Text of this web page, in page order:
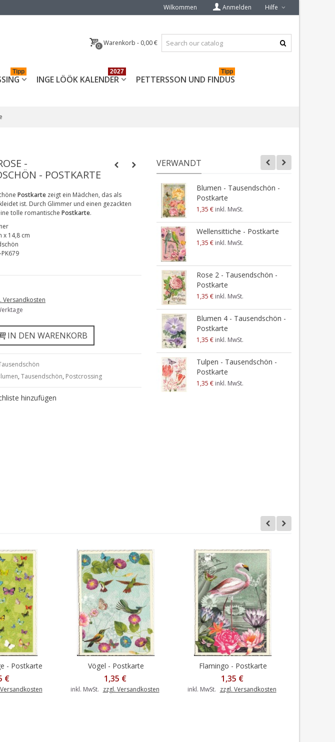
Wilkommen Anmelden Hilfe
0 Warenkorb - 0,00 €
Tipp
INGE LÖÖK KALENDER
2027
PETTERSSON UND FINDUS
Tipp
-
- POSTKARTE
Postkarte zeigt ein Mädchen, das als
ist. Durch Glimmer und einen gezackten
tolle romantische Postkarte.
x 14,8 cm
PK679
Versandkosten
IN DEN WARENKORB
, Tausendschön, Postcrossing
hinzufügen
VERWANDT
Blumen - Tausendschön -
Postkarte
1,35 € inkl. MwSt.
Wellensittiche - Postkarte
1,35 € inkl. MwSt.
Rose 2 - Tausendschön -
Postkarte
1,35 € inkl. MwSt.
Blumen 4 - Tausendschön -
Postkarte
1,35 € inkl. MwSt.
Tulpen - Tausendschön -
Postkarte
1,35 € inkl. MwSt.
- Postkarte
€
Vögel - Postkarte
1,35 €
inkl. MwSt. zzgl. Versandkosten
Flamingo - Postkarte
1,35 €
inkl. MwSt. zzgl. Versandkosten